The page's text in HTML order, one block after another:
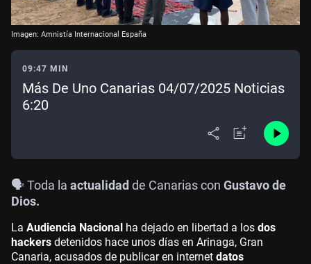
Imagen: Amnistía Internacional España
09:47 MIN
Más De Uno Canarias 04/07/2025 Noticias
6:20
🗣️ Toda la actualidad de Canarias con Gustavo de
Dios.
La Audiencia Nacional ha dejado en libertad a los dos
hackers detenidos hace unos días en Arinaga, Gran
Canaria, acusados de publicar en internet datos